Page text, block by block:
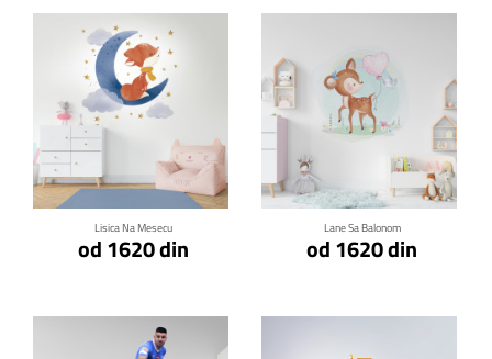
Lisica Na Mesecu
od 1620 din
Klikni za detalje
Lane Sa Balonom
od 1620 din
Klikni za detalje